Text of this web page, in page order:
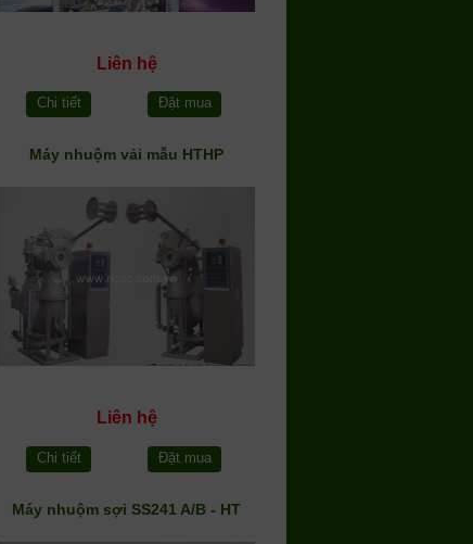
Liên hệ
Chi tiết Đặt mua
Máy nhuộm vải mẫu HTHP
Liên hệ
Chi tiết Đặt mua
Máy nhuộm sợi SS241 A/B - HT